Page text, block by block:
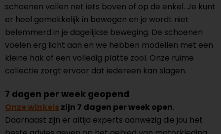
schoenen vallen net iets boven of op de enkel. Je kunt
er heel gemakkelijk in bewegen en je wordt niet
belemmerd in je dagelijkse beweging. De schoenen
voelen erg licht aan en we hebben modellen met een
kleine hak of een volledig platte zool. Onze ruime
collectie zorgt ervoor dat iedereen kan slagen.
7 dagen per week geopend
Onze winkelszijn 7 dagen per week open.
Daarnaast zijn er altijd experts aanwezig die jou het